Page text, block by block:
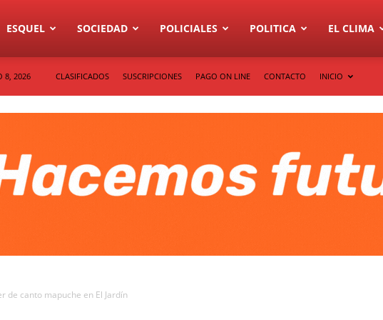
Diario
ESQUEL SOCIEDAD POLICIALES POLITICA EL CLIMA
8, 2026 CLASIFICADOS SUSCRIPCIONES PAGO ON LINE CONTACTO INICIO
de canto mapuche en El Jardín